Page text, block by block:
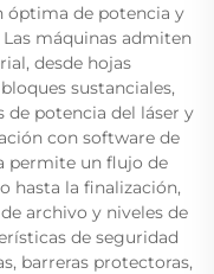
óptima de potencia y
máquinas admiten
desde hojas
sustanciales,
de potencia del láser y
con software de
permite un flujo de
hasta la finalización,
archivo y niveles de
de seguridad
barreras protectoras,